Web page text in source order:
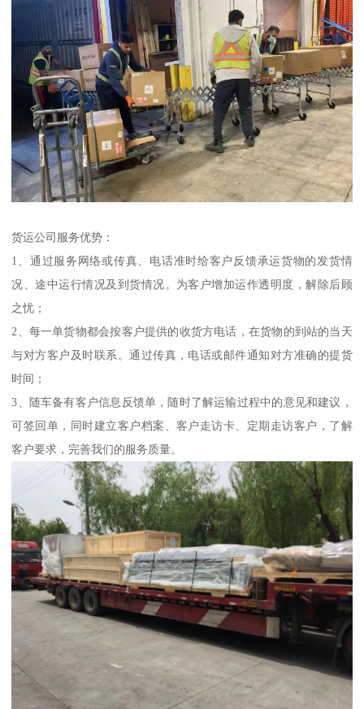
货运公司服务优势：
1、通过服务网络或传真、电话准时给客户反馈承运货物的发货情
况、途中运行情况及到货情况。为客户增加运作透明度，解除后顾
之忧；
2、每一单货物都会按客户提供的收货方电话，在货物的到站的当天
与对方客户及时联系。通过传真，电话或邮件通知对方准确的提货
时间；
3、随车备有客户信息反馈单，随时了解运输过程中的意见和建议，
可签回单，同时建立客户档案、客户走访卡、定期走访客户，了解
客户要求，完善我们的服务质量。